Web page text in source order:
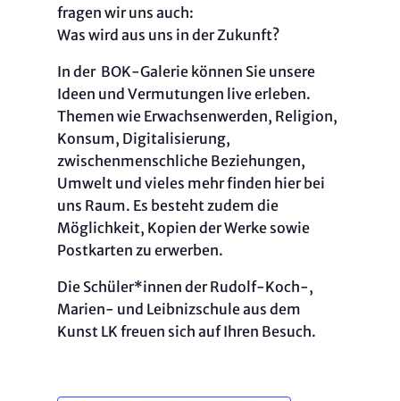
fragen wir uns auch:
Was wird aus uns in der Zukunft?
In der BOK-Galerie können Sie unsere
Ideen und Vermutungen live erleben.
Themen wie Erwachsenwerden, Religion,
Konsum, Digitalisierung,
zwischenmenschliche Beziehungen,
Umwelt und vieles mehr finden hier bei
uns Raum. Es besteht zudem die
Möglichkeit, Kopien der Werke sowie
Postkarten zu erwerben.
Die Schüler*innen der Rudolf-Koch-,
Marien- und Leibnizschule aus dem
Kunst LK freuen sich auf Ihren Besuch.